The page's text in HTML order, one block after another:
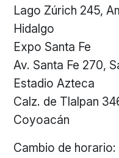
Lago Zúrich 245,
Hidalgo
Expo Santa Fe
Av. Santa Fe 270,
Estadio Azteca
Calz. de Tlalpan
Coyoacán
Cambio de